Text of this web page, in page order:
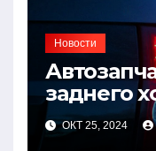
Новости
заднего
для
дороге
ОКТ 25, 2024